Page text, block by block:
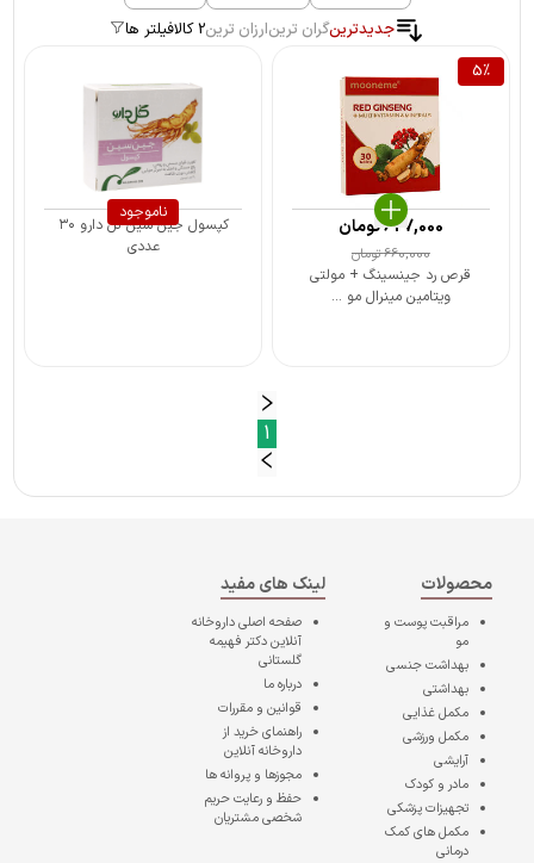
جدیدترینگران ترینارزان ترین2 کالا
فیلتر ها
5%
قرص رد جینسینگ + مولتی
ویتامین مینرال مو ...
660,000تومان
627,000تومان
ناموجود
کپسول جین سین گل دارو ۳۰
عددی
1
محصولات
مراقبت پوست و
مو
بهداشت جنسی
بهداشتی
مکمل غذایی
مکمل ورزشی
آرایشی
مادر و کودک
تجهیزات پزشکی
مکمل های کمک
درمانی
لینک های مفید
صفحه اصلیداروخانه
آنلاین دکتر فهیمه
گلستانی
درباره ما
قوانین و مقررات
راهنمای خرید از
داروخانه آنلاین
مجوزها و پروانه ها
حفظ و رعایت حریم
شخصی مشتریان